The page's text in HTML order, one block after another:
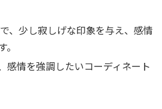
、少し寂しげな印象を与え、感情
感情を強調したいコーディネート